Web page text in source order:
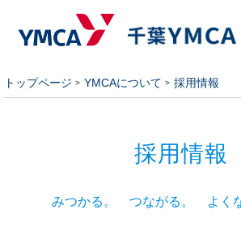
トップページ YMCAについて 採用情報
採用情報
みつかる。 つながる。 よくな